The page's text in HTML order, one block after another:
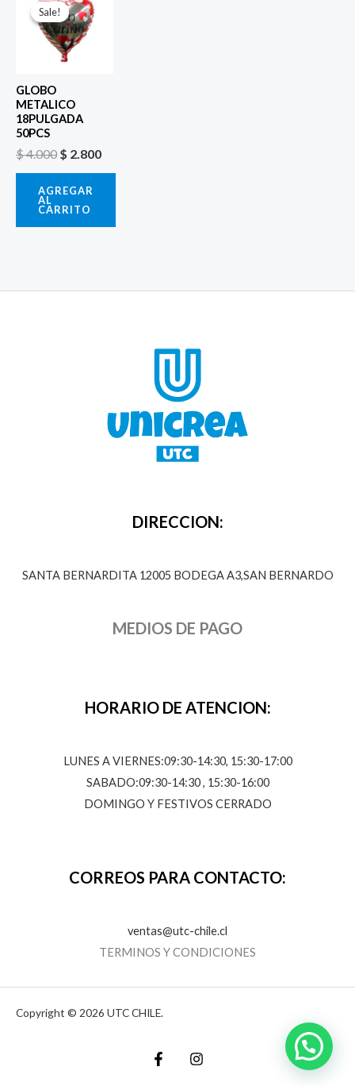
Sale!
Sale!
GLOBO
METALICO
18PULGADA
50PCS
$4.000
precio
original
era:
$ 4.000.
$ 2.800
AGREGAR
AL
CARRITO
DIRECCION:
SANTA BERNARDITA 12005 BODEGA A3,SAN BERNARDO
MEDIOS DE PAGO
HORARIO DE ATENCION:
LUNES A VIERNES:09:30-14:30, 15:30-17:00
SABADO:09:30-14:30 , 15:30-16:00
DOMINGO Y FESTIVOS CERRADO
CORREOS PARA CONTACTO:
ventas@utc-chile.cl
TERMINOS Y CONDICIONES
Copyright © 2026 UTC CHILE.